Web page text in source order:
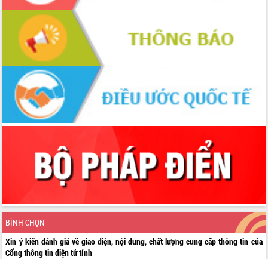
BÌNH CHỌN
Xin ý kiến đánh giá về giao diện, nội dung, chất lượng cung cấp thông tin của
Cổng thông tin điện tử tỉnh